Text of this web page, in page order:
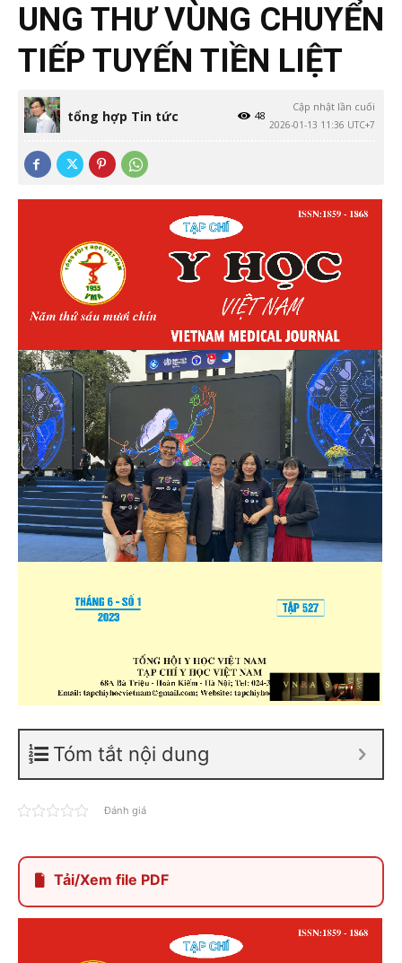
UNG THƯ VÙNG CHUYỂN
TIẾP TUYẾN TIỀN LIỆT
tổng hợp Tin tức
Cập nhật lần cuối
2026-01-13 11:36 UTC+7
48
Tóm tắt nội dung
Đánh giá
Tải/Xem file PDF